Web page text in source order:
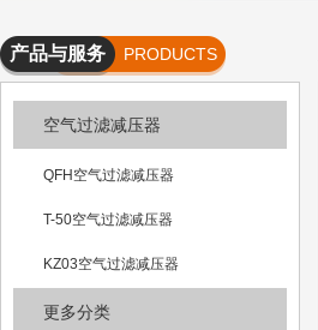
产品与服务
PRODUCTS
SERVICES
空气过滤减压器
QFH空气过滤减压器
T-50空气过滤减压器
KZ03空气过滤减压器
更多分类